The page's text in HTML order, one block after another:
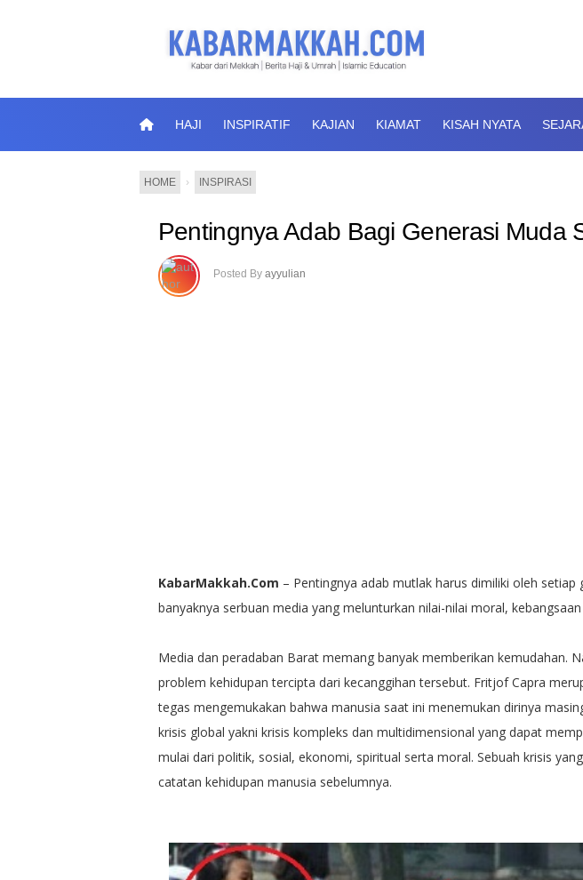
HAJI INSPIRATIF KAJIAN KIAMAT KISAH NYATA
HOME › INSPIRASI
Pentingnya Adab Bagi Generasi Muda
Posted By ayyulian
KabarMakkah.Com – Pentingnya adab mutlak harus dimiliki oleh setiap
banyaknya serbuan media yang melunturkan nilai-nilai moral,
Media dan peradaban Barat memang banyak memberikan kemudahan.
problem kehidupan tercipta dari kecanggihan tersebut. Fritjof Capra
tegas mengemukakan bahwa manusia saat ini menemukan dirinya
krisis global yakni krisis kompleks dan multidimensional yang dapat
mulai dari politik, sosial, ekonomi, spiritual serta moral. Sebuah krisis
catatan kehidupan manusia sebelumnya.